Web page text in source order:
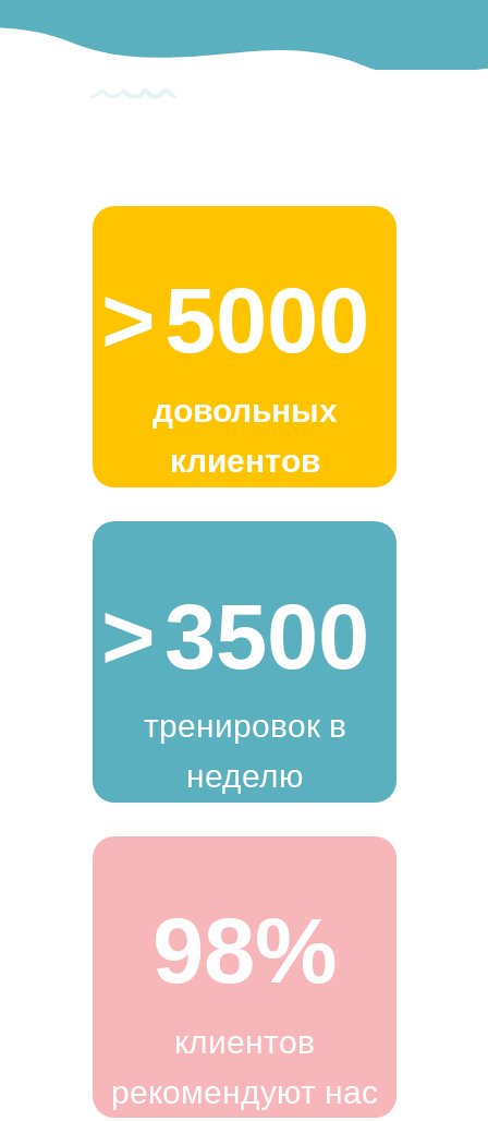
>
довольных
клиентов
>
тренировок в
неделю
98%
клиентов
рекомендуют нас
5000
3500